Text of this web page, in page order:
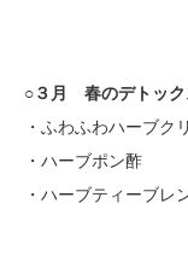
○３月 春のデトック
・ふわふわハーブク
・ハーブポン酢
・ハーブティーブレ